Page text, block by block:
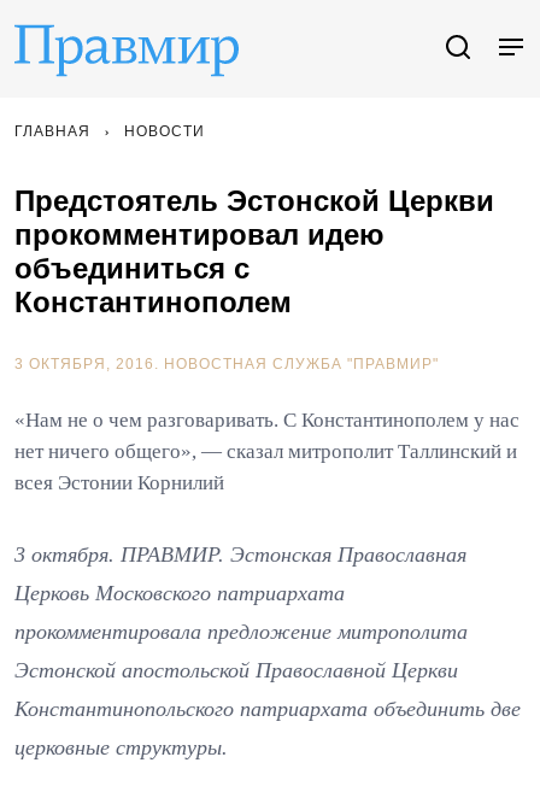
ГЛАВНАЯ НОВОСТИ
Предстоятель Эстонской Церкви
прокомментировал идею
объединиться с
Константинополем
3 ОКТЯБРЯ, 2016. НОВОСТНАЯ СЛУЖБА "ПРАВМИР"
«Нам не о чем разговаривать. С Константинополем у нас
нет ничего общего», — сказал митрополит Таллинский и
всея Эстонии Корнилий
3 октября. ПРАВМИР. Эстонская Православная
Церковь Московского патриархата
прокомментировала предложение митрополита
Эстонской апостольской Православной Церкви
Константинопольского патриархата объединить две
церковные структуры.